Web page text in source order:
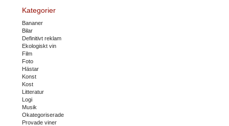
Kategorier
Bananer
Bilar
Definitivt reklam
Ekologiskt vin
Film
Foto
Hästar
Konst
Kost
Litteratur
Logi
Musik
Okategoriserade
Provade viner